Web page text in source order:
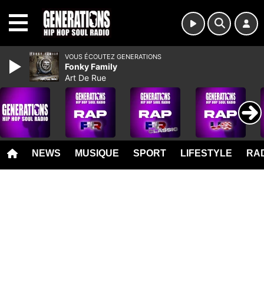
NEWS MUSIQUE SPORT LIFESTYLE
VOUS ÉCOUTEZ GENERATIONS
Fonky Family
Art De Rue